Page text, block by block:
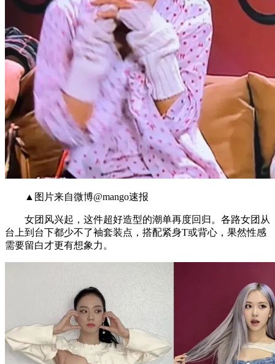
▲图片来自微博@mango速报
女团风兴起，这件超好造型的潮单再度回归。各路女团从
台上到台下都少不了袖套装点，搭配紧身T或背心，果然性感
需要留白才更有想象力。